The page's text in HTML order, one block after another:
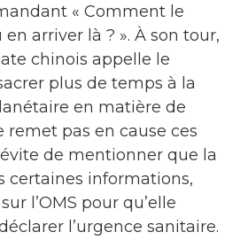
« Comment le
arriver là ? ». À son tour,
chinois appelle le
plus de temps à la
en matière de
remet pas en cause ces
de mentionner que la
certaines informations,
sur l’OMS pour qu’elle
l’urgence sanitaire.